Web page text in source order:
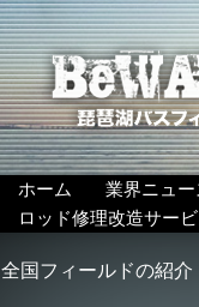
ホーム 業界ニュー
ロッド修理改造サー
全国フィールドの紹介